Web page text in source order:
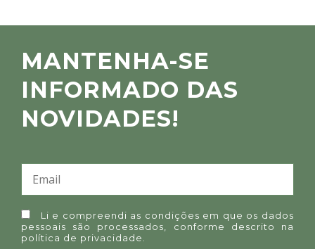
MANTENHA-SE
INFORMADO DAS
NOVIDADES!
Li e compreendi as condições em que os dados
pessoais são processados, conforme descrito na
política de privacidade